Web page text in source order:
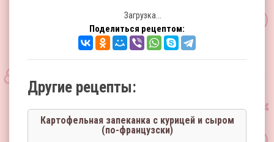
Загрузка...
Поделиться рецептом:
Другие рецепты:
Картофельная запеканка с курицей и сыром
(по-французски)